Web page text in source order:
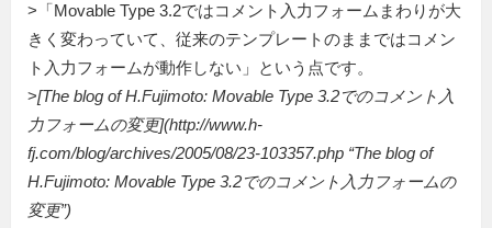
>「Movable Type 3.2ではコメント入力フォームまわりが大
きく変わっていて、従来のテンプレートのままではコメン
ト入力フォームが動作しない」という点です。
>[The blog of H.Fujimoto: Movable Type 3.2でのコメント入
力フォームの変更](http://www.h-
fj.com/blog/archives/2005/08/23-103357.php “The blog of
H.Fujimoto: Movable Type 3.2でのコメント入力フォームの
変更”)